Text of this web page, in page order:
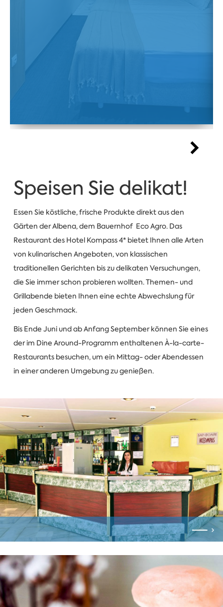
Speisen Sie delikat!
Essen Sie köstliche, frische Produkte direkt aus den
Gärten der Albena, dem Bauernhof Eco Agro. Das
Restaurant des Hotel Kompass 4* bietet Ihnen alle Arten
von kulinarischen Angeboten, von klassischen
traditionellen Gerichten bis zu delikaten Versuchungen,
die Sie immer schon probieren wollten. Themen- und
Grillabende bieten Ihnen eine echte Abwechslung für
jeden Geschmack.
Bis Ende Juni und ab Anfang September können Sie eines
der im Dine Around-Programm enthaltenen À-la-carte-
Restaurants besuchen, um ein Mittag- oder Abendessen
in einer anderen Umgebung zu genießen.